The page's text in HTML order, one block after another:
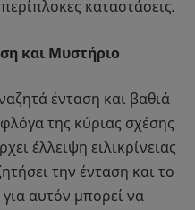
καταστάσεις.
και Μυστήριο
ένταση και βαθιά
της κύριας σχέσης
έλλειψη ειλικρίνειας
την ένταση και το
αυτόν μπορεί να